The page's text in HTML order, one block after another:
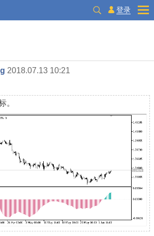
登录
2018.07.13 10:21
。